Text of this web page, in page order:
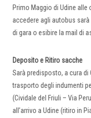
Primo Maggio di Udine alle
accedere agli autobus
di gara o esibire la mail di
Deposito e Ritiro sacche
Sarà predisposto, a cura di
trasporto degli indumenti
(Cividale del Friuli – Via
all’arrivo a Udine (ritiro in